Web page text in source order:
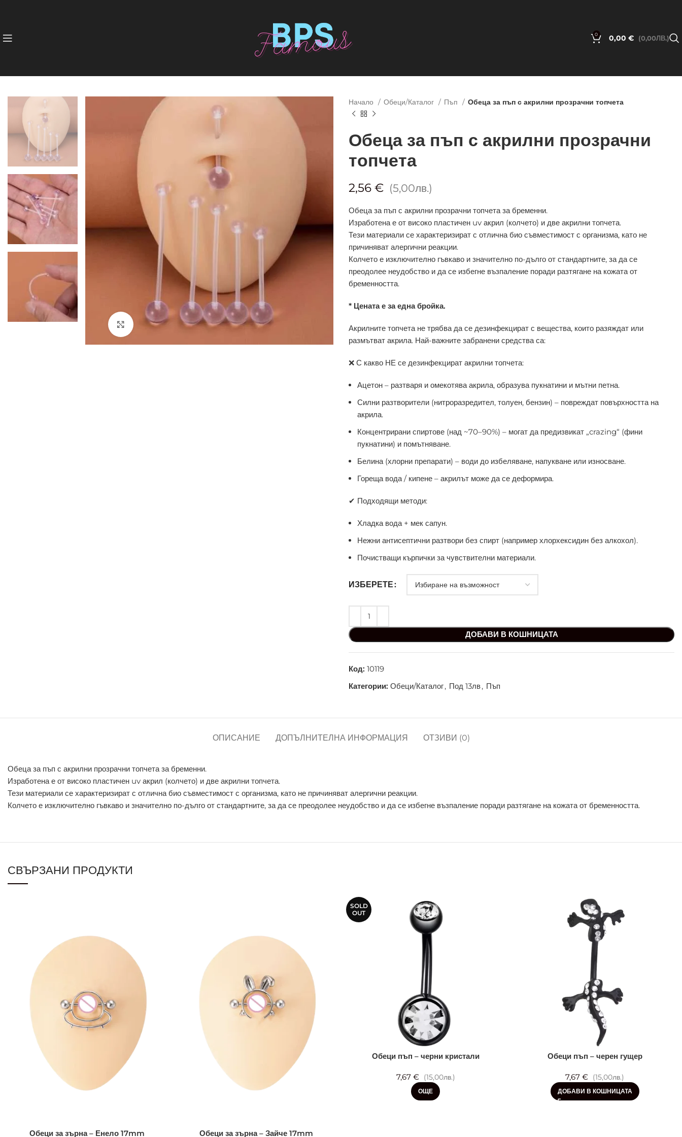
0 0,00 € (0,00ЛВ.)
Click to enlarge
Начало Обеци/Каталог Пъп Обеца за пъп с акрилни прозрачни топчета
Обеца за пъп с акрилни прозрачни
топчета
2,56 € (5,00лв.)
Обеца за пъп с акрилни прозрачни топчета за бременни.
Изработена е от високо пластичен uv акрил (колчето) и две акрилни топчета.
Тези материали се характеризират с отлична био съвместимост с организма, като не
причиняват алергични реакции.
Колчето е изключително гъвкаво и значително по-дълго от стандартните, за да се
преодолее неудобство и да се избегне възпаление поради разтягане на кожата от
бременността.
* Цената е за една бройка.
Акрилните топчета не трябва да се дезинфекцират с вещества, които разяждат или
размътват акрила. Най-важните забранени средства са:
❌ С какво НЕ се дезинфекцират акрилни топчета:
Ацетон – разтваря и омекотява акрила, образува пукнатини и мътни петна.
Силни разтворители (нитроразредител, толуен, бензин) – повреждат повърхността на
акрила.
Концентрирани спиртове (над ~70–90%) – могат да предизвикат „crazing“ (фини
пукнатини) и помътняване.
Белина (хлорни препарати) – води до избеляване, напукване или износване.
Гореща вода / кипене – акрилът може да се деформира.
✔ Подходящи методи:
Хладка вода + мек сапун.
Нежни антисептични разтвори без спирт (например хлорхексидин без алкохол).
Почистващи кърпички за чувствителни материали.
ИЗБЕРЕТЕ
ДОБАВИ В КОШНИЦАТА
Код: 10119
Категории: Обеци/Каталог, Под 13лв, Пъп
ОПИСАНИЕ ДОПЪЛНИТЕЛНА ИНФОРМАЦИЯ ОТЗИВИ (0)
Обеца за пъп с акрилни прозрачни топчета за бременни.
Изработена е от високо пластичен uv акрил (колчето) и две акрилни топчета.
Тези материали се характеризират с отлична био съвместимост с организма, като не причиняват алергични реакции.
Колчето е изключително гъвкаво и значително по-дълго от стандартните, за да се преодолее неудобство и да се избегне възпаление поради разтягане на кожата от бременността.
СВЪРЗАНИ ПРОДУКТИ
Обеци за зърна – Енело 17mm Обеци за зърна – Зайче 17mm
SOLD
OUT
Обеци пъп – черни кристали
7,67 € (15,00лв.)
ОЩЕ
Обеци пъп – черен гущер
7,67 € (15,00лв.)
ДОБАВИ В КОШНИЦАТА